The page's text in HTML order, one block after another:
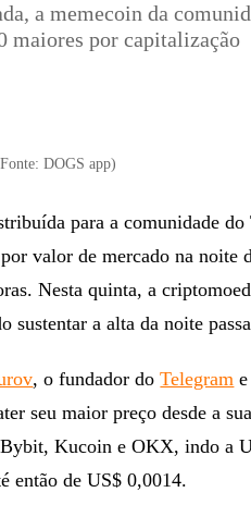
a memecoin da
maiores por capitalização
DOGS app)
para a comunidade
valor de mercado na noite
Nesta quinta, a
sustentar a alta da noite
, o fundador doTelegram
seu maior preço desde a
Kucoin e OKX, indo a
então de US$ 0,0014.